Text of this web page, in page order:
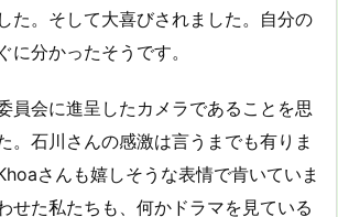
た。そして大喜びされました。自分の
に分かったそうです。
員会に進呈したカメラであることを思
。石川さんの感激は言うまでも有りま
さんも嬉しそうな表情で肯いていま
せた私たちも、何かドラマを見ている